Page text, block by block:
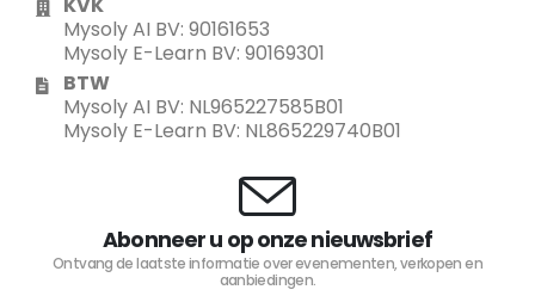
Mysoly AI BV: 90161653
Mysoly E-Learn BV: 90169301
BTW
Mysoly AI BV: NL965227585B01
Mysoly E-Learn BV: NL865229740B01
Abonneer u op onze nieuwsbrief
Ontvang de laatste informatie over evenementen, verkopen en
aanbiedingen.